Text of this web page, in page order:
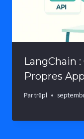
LangChain
Propres
Partr6pl